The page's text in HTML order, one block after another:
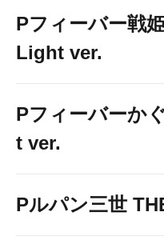
Pフィーバー戦
Light ver.
Pフィーバーか
t ver.
Pルパン三世